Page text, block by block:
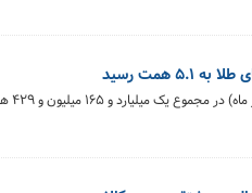
همت رسید